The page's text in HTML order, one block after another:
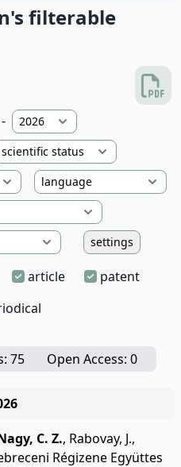
filterable
-
settings
article
patent
75 Open Access: 0
C. Z., Rabovay, J.,
Régizene Együttes